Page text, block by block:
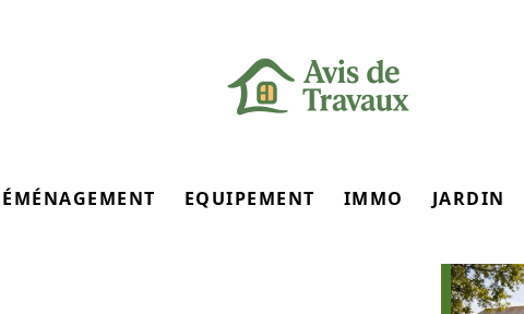
EQUIPEMENT IMMO JARDIN